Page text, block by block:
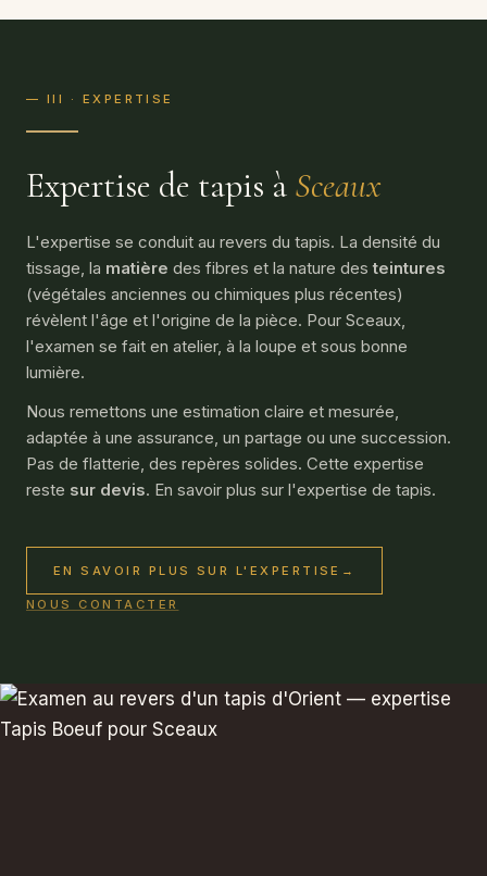
— III · EXPERTISE
Expertise de tapis à Sceaux
L'expertise se conduit au revers du tapis. La densité du
tissage, la matière des fibres et la nature desteintures
(végétales anciennes ou chimiques plus récentes)
révèlent l'âge et l'origine de la pièce. Pour Sceaux,
l'examen se fait en atelier, à la loupe et sous bonne
lumière.
Nous remettons une estimation claire et mesurée,
adaptée à une assurance, un partage ou une succession.
Pas de flatterie, des repères solides. Cette expertise
reste sur devis. En savoir plus sur l'expertise de tapis.
EN SAVOIR PLUS SUR L'EXPERTISE →
NOUS CONTACTER